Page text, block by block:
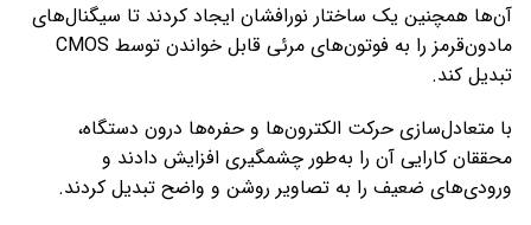
آن‌ها همچنین یک ساختار نورافشان ایجاد کردند تا سیگنال‌های
مادون‌قرمز را به فوتون‌های مرئی قابل خواندن توسط CMOS
تبدیل کند.
با متعادل‌سازی حرکت الکترون‌ها و حفره‌ها درون دستگاه،
محققان کارایی آن را به‌طور چشمگیری افزایش دادند و
ورودی‌های ضعیف را به تصاویر روشن و واضح تبدیل کردند.